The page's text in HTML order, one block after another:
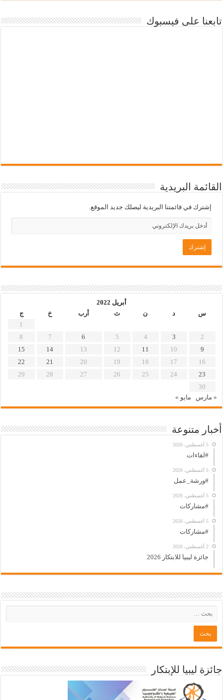
تابعنا على فيسبوك
القائمة البريدية
إشترك في قائمتنا البريدية ليصلك جديد الموقع.
أبريل 2022
س
د ن ث أرب خ
ج
1
2
3
4
5
6
7
8
9
10
11
12
13
14
15
16
17
18
19
20
21
22
23
24
25
26
27
28
29
30
« مارس
مايو »
أخبار متنوعة
5 أغسطس، 2026
#لقاءات
5 أغسطس، 2026
#ورشة_عمل
5 أغسطس، 2026
#مشاركات
5 أغسطس، 2026
#مشاركات
2 أغسطس، 2026
جائزة ليبيا للابتكار 2026
جائزة ليبيا للإبتكار